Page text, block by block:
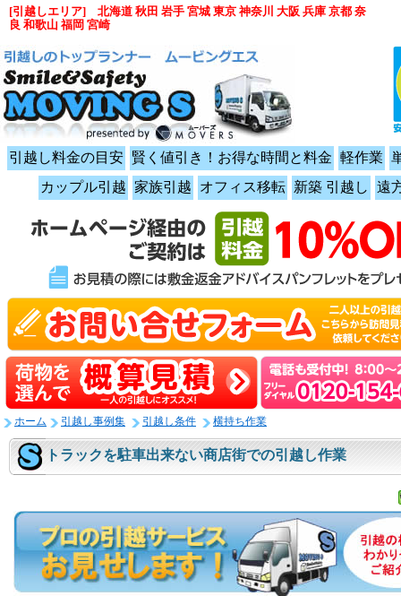
引越し料金の目安 賢く値引き！お得な時間と料金 軽作業
カップル引越 家族引越 オフィス移転 新築 引越し 遠
ホーム 引越し事例集 引越し条件 横持ち作業
トラックを駐車出来ない商店街での引越し作業
[引越しエリア] 北海道 秋田 岩手 宮城 東京 神奈川 大阪 兵庫 京都 奈
良 和歌山 福岡 宮崎